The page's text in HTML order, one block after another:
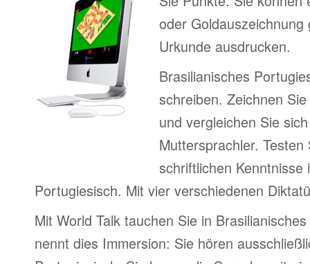
oder
Urkunde ausdrucken.
Brasilianisches
schreiben. Zeichnen
und vergleichen Sie
Muttersprachler.
schriftlichen Kenntnisse
Portugiesisch. Mit vier verschiedenen
Mit World Talk tauchen Sie in
nennt dies Immersion: Sie hören